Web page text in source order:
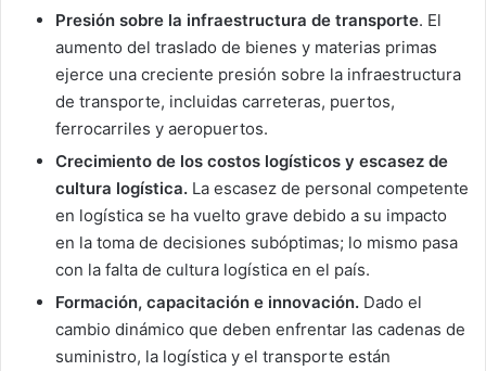
Presión sobre la infraestructura de transporte. El
aumento del traslado de bienes y materias primas
ejerce una creciente presión sobre la infraestructura
de transporte, incluidas carreteras, puertos,
ferrocarriles y aeropuertos.
Crecimiento de los costos logísticos y escasez de
cultura logística. La escasez de personal competente
en logística se ha vuelto grave debido a su impacto
en la toma de decisiones subóptimas; lo mismo pasa
con la falta de cultura logística en el país.
Formación, capacitación e innovación. Dado el
cambio dinámico que deben enfrentar las cadenas de
suministro, la logística y el transporte están